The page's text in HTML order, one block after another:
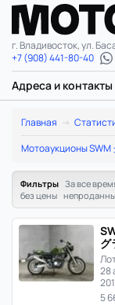
г. Владивосток, ул.
+7 (908) 441-80-40
Адреса и контакты
SWM
グ
ラ
ン
ミ
ラ
Главная
Мотоаукционы SWM
Фильтры За все
без цены
グ
28
5